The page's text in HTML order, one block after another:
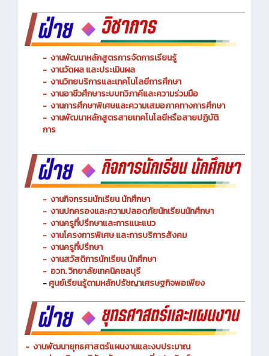
- งานพัฒนาหลักสูตรการจัดการเรียนรู้
- งานวัดผล และประเมินผล
- งานวิทยบริการและเทคโนโลยีการศึกษา
- งานอาชีวศึกษาระบบทวิภาคีและความร่วมมือ
- งานการศึกษาพิเศษและความเสมอภาคทางการศึกษา
- งานพัฒนาหลักสูตรสายเทคโนโลยีหรือสายปฏิบัติ
- งานกิจกรรมนักเรียน นักศึกษา
- งานปกครองและความปลอดภัยนักเรียนนักศึกษา
- งานครูที่ปรึกษาและการแนะแนว
- งานโครงการพิเศษ และการบริการ
- งานครูที่ปรึกษา
- งานสวัสดิการนักเรียน นักศึกษา
-อวท. วิทยาลัยเทคนิคชลบุรี
-ศูนย์เรียนรู้ตามหลักปรัชญาเศรษฐกิจพอเพียง